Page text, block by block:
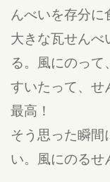
んべいを存分に
大きな瓦せんべ
る。風にのっ
すいたって、せ
最高！
そう思った瞬間
い。風にのるせ